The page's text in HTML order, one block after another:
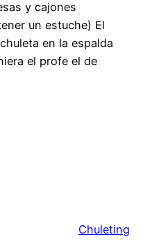
y cajones
un estuche) El
en la espalda
el profe el de
Chuleting